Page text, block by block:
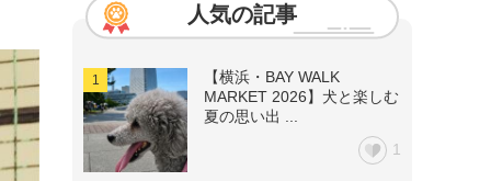
人気の記事
【横浜・BAY WALK
MARKET 2026】犬と楽しむ
夏の思い出 ...
1